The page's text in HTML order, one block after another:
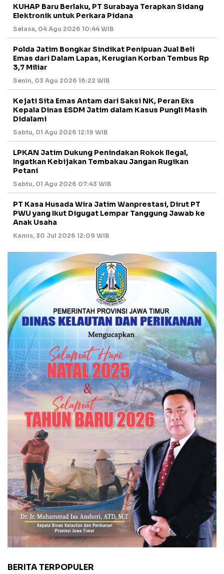
KUHAP Baru Berlaku, PT Surabaya Terapkan Sidang
Elektronik untuk Perkara Pidana
Selasa, 04 Agu 2026 10:44 WIB
Polda Jatim Bongkar Sindikat Penipuan Jual Beli
Emas dari Dalam Lapas, Kerugian Korban Tembus Rp
3,7 Miliar
Senin, 03 Agu 2026 16:22 WIB
Kejati Sita Emas Antam dari Saksi NK, Peran Eks
Kepala Dinas ESDM Jatim dalam Kasus Pungli Masih
Didalami
Sabtu, 01 Agu 2026 12:19 WIB
LPKAN Jatim Dukung Penindakan Rokok Ilegal,
Ingatkan Kebijakan Tembakau Jangan Rugikan
Petani
Sabtu, 01 Agu 2026 07:43 WIB
PT Kasa Husada Wira Jatim Wanprestasi, Dirut PT
PWU yang Ikut Digugat Lempar Tanggung Jawab ke
Anak Usaha
Kamis, 30 Jul 2026 12:09 WIB
BERITA TERPOPULER